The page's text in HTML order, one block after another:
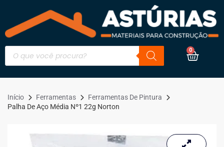
0
Início Ferramentas
Ferramentas De Pintura
Palha De Aço Média Nº1 22g Norton